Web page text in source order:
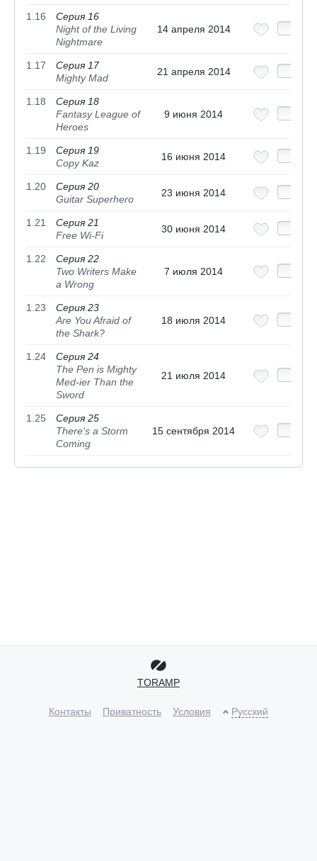
1.16
Серия 16
Night of the Living
Nightmare
14 апреля 2014
1.17
Серия 17
Mighty Mad
21 апреля 2014
1.18
Серия 18
Fantasy League of
Heroes
9 июня 2014
1.19
Серия 19
Copy Kaz
16 июня 2014
1.20
Серия 20
Guitar Superhero
23 июня 2014
1.21
Серия 21
Free Wi-Fi
30 июня 2014
1.22
Серия 22
Two Writers Make
a Wrong
7 июля 2014
1.23
Серия 23
Are You Afraid of
the Shark?
18 июля 2014
1.24
Серия 24
The Pen is Mighty
Med-ier Than the
Sword
21 июля 2014
1.25
Серия 25
There's a Storm
Coming
15 сентября 2014
TORAMP
Контакты Приватность Условия Русский